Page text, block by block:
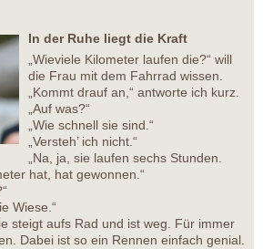
In der Ruhe liegt die Kraft
„Wieviele Kilometer laufen die?“ will
die Frau mit dem Fahrrad wissen.
„Kommt drauf an,“ antworte ich kurz.
„Auf was?“
„Wie schnell sie sind.“
„Versteh’ ich nicht.“
„Na, ja, sie laufen sechs Stunden.
hat, hat gewonnen.“
Wiese.“
steigt aufs Rad und ist weg. Für immer
Dabei ist so ein Rennen einfach genial.